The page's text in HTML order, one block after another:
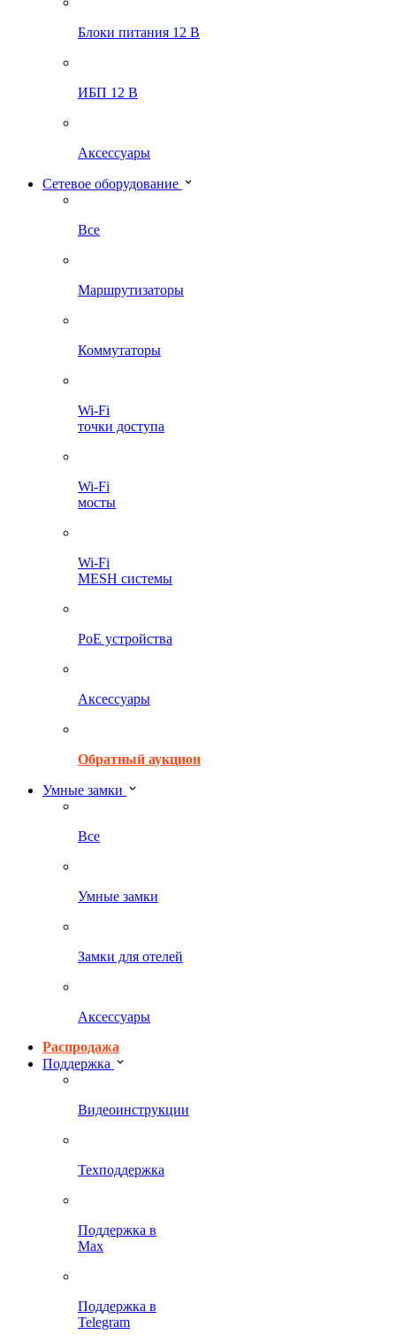
Блоки питания 12 В
ИБП 12 В
Аксессуары
Сетевое оборудование
Все
Маршрутизаторы
Коммутаторы
Wi-Fi
точки доступа
Wi-Fi
мосты
Wi-Fi
MESH системы
PoE устройства
Аксессуары
Обратный аукцион
Умные замки
Все
Умные замки
Замки для отелей
Аксессуары
Распродажа
Поддержка
Видеоинструкции
Техподдержка
Поддержка в
Max
Поддержка в
Telegram